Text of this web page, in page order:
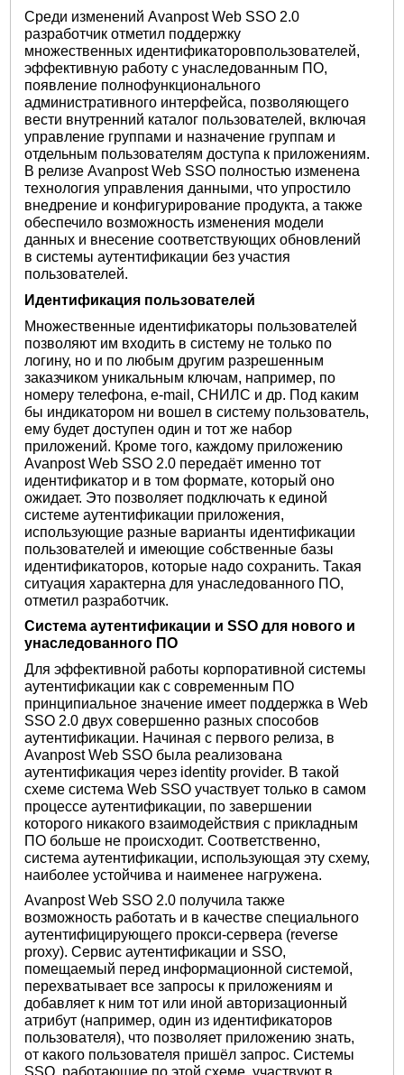
Среди изменений Avanpost Web SSO 2.0
разработчик отметил поддержку
множественных идентификаторовпользователей,
эффективную работу с унаследованным ПО,
появление полнофункционального
административного интерфейса, позволяющего
вести внутренний каталог пользователей, включая
управление группами и назначение группам и
отдельным пользователям доступа к приложениям.
В релизе Avanpost Web SSO полностью изменена
технология управления данными, что упростило
внедрение и конфигурирование продукта, а также
обеспечило возможность изменения модели
данных и внесение соответствующих обновлений
в системы аутентификации без участия
пользователей.
Идентификация пользователей
Множественные идентификаторы пользователей
позволяют им входить в систему не только по
логину, но и по любым другим разрешенным
заказчиком уникальным ключам, например, по
номеру телефона, e-mail, СНИЛС и др. Под каким
бы индикатором ни вошел в систему пользователь,
ему будет доступен один и тот же набор
приложений. Кроме того, каждому приложению
Avanpost Web SSO 2.0 передаёт именно тот
идентификатор и в том формате, который оно
ожидает. Это позволяет подключать к единой
системе аутентификации приложения,
использующие разные варианты идентификации
пользователей и имеющие собственные базы
идентификаторов, которые надо сохранить. Такая
ситуация характерна для унаследованного ПО,
отметил разработчик.
Система аутентификации и SSO для нового и
унаследованного ПО
Для эффективной работы корпоративной системы
аутентификации как с современным ПО
принципиальное значение имеет поддержка в Web
SSO 2.0 двух совершенно разных способов
аутентификации. Начиная с первого релиза, в
Avanpost Web SSO была реализована
аутентификация через identity provider. В такой
схеме система Web SSO участвует только в самом
процессе аутентификации, по завершении
которого никакого взаимодействия с прикладным
ПО больше не происходит. Соответственно,
система аутентификации, использующая эту схему,
наиболее устойчива и наименее нагружена.
Avanpost Web SSO 2.0 получила также
возможность работать и в качестве специального
аутентифицирующего прокси-сервера (reverse
proxy). Сервис аутентификации и SSO,
помещаемый перед информационной системой,
перехватывает все запросы к приложениям и
добавляет к ним тот или иной авторизационный
атрибут (например, один из идентификаторов
пользователя), что позволяет приложению знать,
от какого пользователя пришёл запрос. Системы